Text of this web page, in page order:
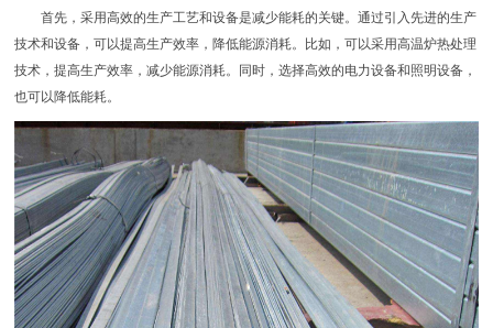
首先，采用高效的生产工艺和设备是减少能耗的关键。通过引入先进的生产
技术和设备，可以提高生产效率，降低能源消耗。比如，可以采用高温炉热处理
技术，提高生产效率，减少能源消耗。同时，选择高效的电力设备和照明设备，
也可以降低能耗。